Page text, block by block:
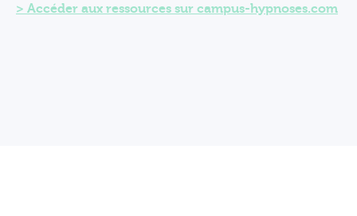
Accéder aux ressources sur campus-hypnoses.com